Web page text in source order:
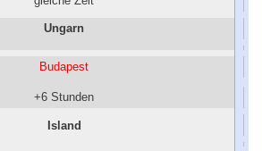
Ungarn
Budapest
+6 Stunden
Island